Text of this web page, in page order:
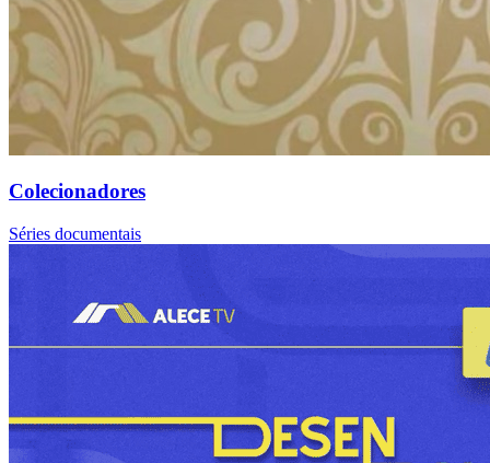
Colecionadores
Séries documentais